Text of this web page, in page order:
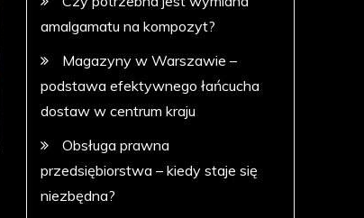
amalgamatu na kompozyt?
Magazyny w Warszawie –
podstawa efektywnego łańcucha
dostaw w centrum kraju
Obsługa prawna
przedsiębiorstwa – kiedy staje się
niezbędna?